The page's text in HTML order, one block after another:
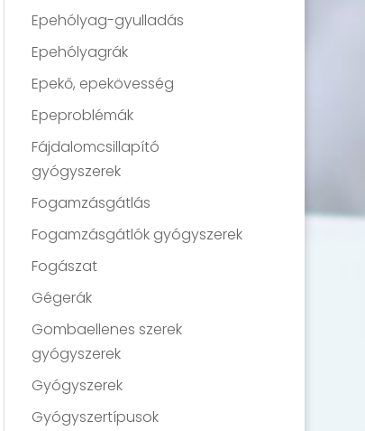
Epehólyag-gyulladás
Epehólyagrák
Epekő, epekövesség
Epeproblémák
Fájdalomcsillapító
gyógyszerek
Fogamzásgátlás
Fogamzásgátlók gyógyszerek
Fogászat
Gégerák
Gombaellenes szerek
gyógyszerek
Gyógyszerek
Gyógyszertípusok